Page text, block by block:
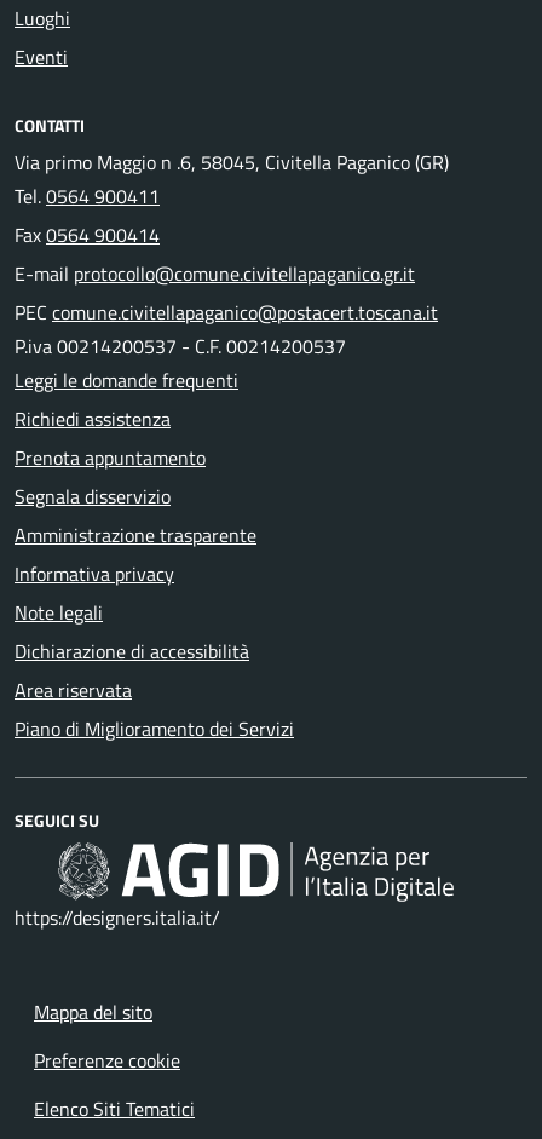
Luoghi
Eventi
CONTATTI
Via primo Maggio n .6, 58045, Civitella Paganico (GR)
Tel.0564 900411
Fax0564 900414
E-mail protocollo@comune.civitellapaganico.gr.it
PEC comune.civitellapaganico@postacert.toscana.it
P.iva 00214200537 - C.F. 00214200537
Leggi le domande frequenti
Richiedi assistenza
Prenota appuntamento
Segnala disservizio
Amministrazione trasparente
Informativa privacy
Note legali
Dichiarazione di accessibilità
Area riservata
Piano di Miglioramento dei Servizi
SEGUICI SU
https://designers.italia.it/
Mappa del sito
Preferenze cookie
Elenco Siti Tematici